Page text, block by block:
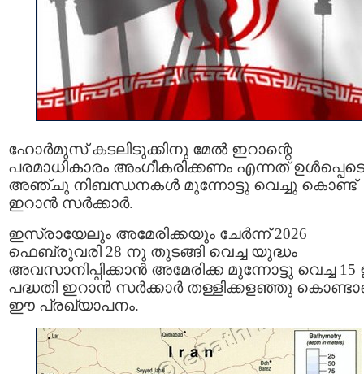
ഹോർമുസ് കടലിടുക്കിനു മേൽ ഇറാന്റെ
പരമാധികാരം അംഗീകരിക്കണം എന്നത് ഉൾപ്പെടെ
അഞ്ചു നിബന്ധനകൾ മുന്നോട്ടു വെച്ചു കൊണ്ട്
ഇറാൻ സർക്കാർ.
ഇസ്രായേലും അമേരിക്കയും ചേർന്ന് 2026
ഫെബ്രുവരി 28 നു തുടങ്ങി വെച്ച യുദ്ധം
അവസാനിപ്പിക്കാൻ അമേരിക്ക മുന്നോട്ടു വെച്ച
പദ്ധതി ഇറാൻ സർക്കാർ തള്ളിക്കളഞ്ഞു
ഈ പ്രഖ്യാപനം.